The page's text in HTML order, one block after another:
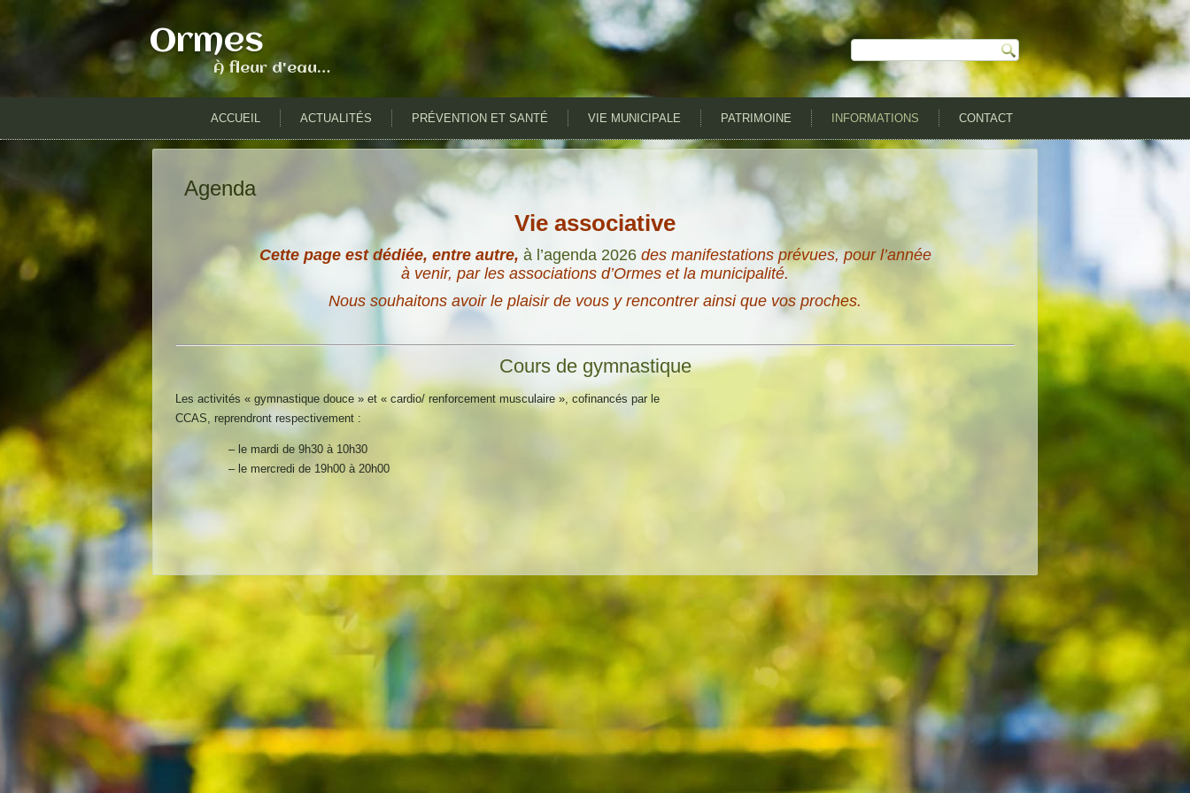
Ormes
À fleur d'eau…
ACCUEIL ACTUALITÉS PRÉVENTION ET SANTÉ VIE MUNICIPALE PATRIMOINE INFORMATIONS CONTACT
Agenda
Vie associative
Cette page est dédiée, entre autre, à l’agenda 2026des manifestations prévues, pour l’année
à venir, par les associations d’Ormes et la municipalité.
Nous souhaitons avoir le plaisir de vous y rencontrer ainsi que vos proches.
Cours de gymnastique
Les activités « gymnastique douce » et « cardio/ renforcement musculaire », cofinancés par le
CCAS, reprendront respectivement :
– le mardi de 9h30 à 10h30
– le mercredi de 19h00 à 20h00